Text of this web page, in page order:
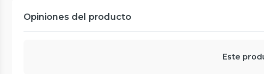
Opiniones del producto
Este